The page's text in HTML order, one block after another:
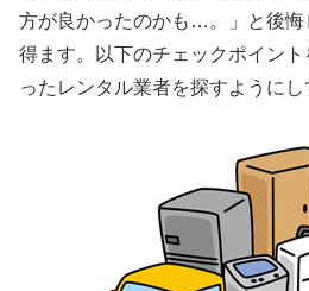
方が良かったのかも…。」と後悔
得ます。以下のチェックポイン
ったレンタル業者を探すようにし